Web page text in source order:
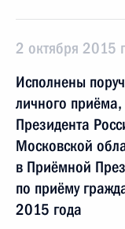
2 октября 2015
Исполнены
личного
Президента
Московской
в Приёмной
по приёму
2015 года